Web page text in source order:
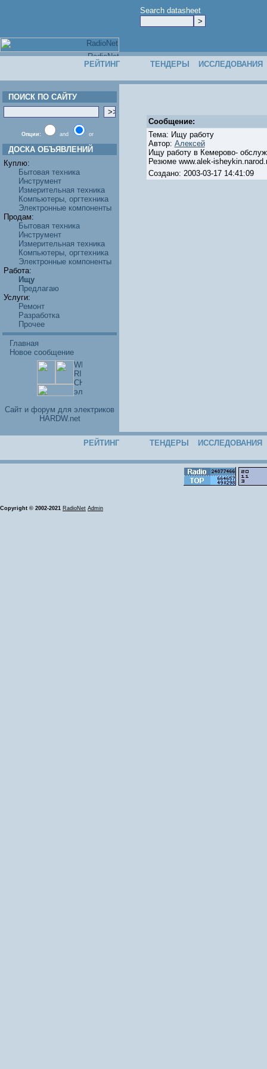
Search datasheet
РЕЙТИНГ ТЕНДЕРЫ ИССЛЕДОВАНИЯ
ПОИСК ПО САЙТУ
Опции: and or
ДОСКА ОБЪЯВЛЕНИЙ
Куплю:
Бытовая техника
Инструмент
Измерительная техника
Компьютеры, оргтехника
Электронные компоненты
Продам:
Бытовая техника
Инструмент
Измерительная техника
Компьютеры, оргтехника
Электронные компоненты
Работа:
Ищу
Предлагаю
Услуги:
Ремонт
Разработка
Прочее
Главная
Новое сообщение
Cайт и форум для электриков
HARDW.net
Сообщение:
Тема: Ищу работу
Автор: Алексей
Ищу работу в Кемерово-
Резюме www.alek-
Создано: 2003-03-17 14:41:09
РЕЙТИНГ ТЕНДЕРЫ ИССЛЕДОВАНИЯ
Copyright © 2002-2021 RadioNet Admin